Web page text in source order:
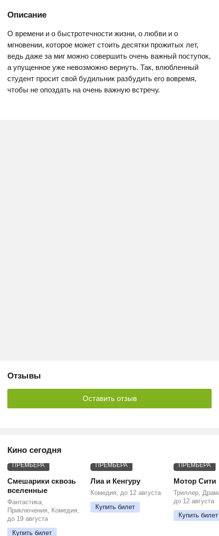
Описание
О времени и о быстротечности жизни, о любви и о
мгновении, которое может стоить десятки прожитых лет,
ведь даже за миг можно совершить очень важный поступок,
а упущенное уже невозможно вернуть. Так, влюбленный
студент просит свой будильник разбудить его вовремя,
чтобы не опоздать на очень важную встречу.
Отзывы
Оставить отзыв
Кино сегодня
ПРЕМЬЕРА
Смешарики сквозь
вселенные
Фантастика,
Приключения, Комедия,
до 19 августа
Купить билет
ПРЕМЬЕРА
Лиа и Кенгуру
Комедия, до 12 августа
Купить билет
ПРЕМЬЕРА
Мотор Сити
Триллер,
до 12 августа
Купить билет